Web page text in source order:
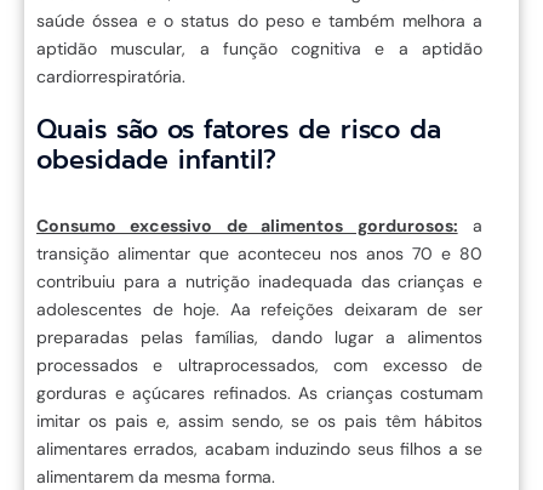
saúde óssea e o status do peso e também melhora a
aptidão muscular, a função cognitiva e a aptidão
cardiorrespiratória.
Quais são os fatores de risco da
obesidade infantil?
Consumo excessivo de alimentos gordurosos: a
transição alimentar que aconteceu nos anos 70 e 80
contribuiu para a nutrição inadequada das crianças e
adolescentes de hoje. Aa refeições deixaram de ser
preparadas pelas famílias, dando lugar a alimentos
processados e ultraprocessados, com excesso de
gorduras e açúcares refinados. As crianças costumam
imitar os pais e, assim sendo, se os pais têm hábitos
alimentares errados, acabam induzindo seus filhos a se
alimentarem da mesma forma.